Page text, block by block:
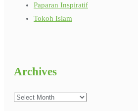
Paparan Inspiratif
Tokoh Islam
Archives
Archives